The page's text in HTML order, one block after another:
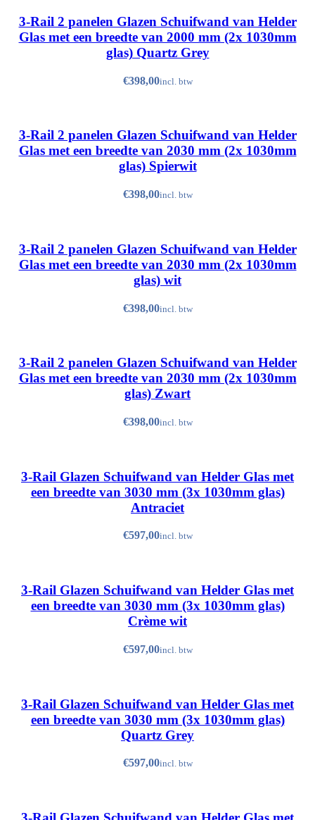
Crème wit (RAL 9001, Hoogglans)
Quartz Grey (RAL 7039, Structuurlak)
Spierwit (RAL 9010, Structuurlak)
Zwart (RAL 9005, Structuurlak)
3-Rail 2 panelen Glazen Schuifwand van Helder
Glas met een breedte van 2000 mm (2x 1030mm
glas) Quartz Grey
€
Crème wit (RAL 9001, Hoogglans)
Quartz Grey (RAL 7039, Structuurlak)
Spierwit (RAL 9010, Structuurlak)
Zwart (RAL 9005, Structuurlak)
3-Rail 2 panelen Glazen Schuifwand van Helder
Glas met een breedte van 2030 mm (2x 1030mm
glas) Spierwit
€
Crème wit (RAL 9001, Hoogglans)
Quartz Grey (RAL 7039, Structuurlak)
Spierwit (RAL 9010, Structuurlak)
Zwart (RAL 9005, Structuurlak)
3-Rail 2 panelen Glazen Schuifwand van Helder
Glas met een breedte van 2030 mm (2x 1030mm
glas) wit
€
Crème wit (RAL 9001, Hoogglans)
Quartz Grey (RAL 7039, Structuurlak)
Spierwit (RAL 9010, Structuurlak)
Zwart (RAL 9005, Structuurlak)
3-Rail 2 panelen Glazen Schuifwand van Helder
Glas met een breedte van 2030 mm (2x 1030mm
glas) Zwart
€
Crème wit (RAL 9001, Hoogglans)
Quartz Grey (RAL 7039, Structuurlak)
Spierwit (RAL 9010, Structuurlak)
Zwart (RAL 9005, Structuurlak)
3-Rail Glazen Schuifwand van Helder Glas met
een breedte van 3030 mm (3x 1030mm glas)
Antraciet
€
Crème wit (RAL 9001, Hoogglans)
Quartz Grey (RAL 7039, Structuurlak)
Spierwit (RAL 9010, Structuurlak)
Zwart (RAL 9005, Structuurlak)
3-Rail Glazen Schuifwand van Helder Glas met
een breedte van 3030 mm (3x 1030mm glas)
Crème wit
€
Crème wit (RAL 9001, Hoogglans)
Quartz Grey (RAL 7039, Structuurlak)
Spierwit (RAL 9010, Structuurlak)
Zwart (RAL 9005, Structuurlak)
3-Rail Glazen Schuifwand van Helder Glas met
een breedte van 3030 mm (3x 1030mm glas)
Quartz Grey
€
Crème wit (RAL 9001, Hoogglans)